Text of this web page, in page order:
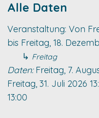
Alle Daten
Veranstaltung: Von
bis Freitag, 18.
↳ Freitag
Daten:Freitag, 7.
Freitag, 31. Juli 2026
13:00